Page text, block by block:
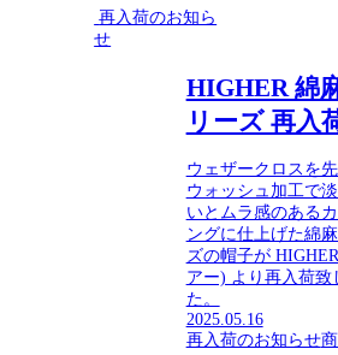
再入荷のお知ら
せ
HIGHER 綿
リーズ 再入
ウェザークロスを
ウォッシュ加工で
いとムラ感のある
ングに仕上げた綿
ズの帽子が
アー) より再入荷致
た。
2025.05.16
再入荷のお知らせ